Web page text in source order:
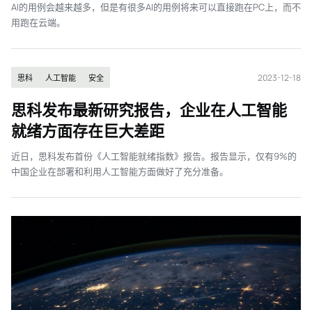
AI的用例会越来越多，但是有很多AI的用例将来可以直接跑在PC上，而不
用跑在云端。
思科 人工智能 安全 2023-12-18
思科发布最新研究报告，企业在人工智能
就绪方面存在巨大差距
近日，思科发布首份《人工智能就绪指数》报告。报告显示，仅有9%的
中国企业在部署和利用人工智能方面做好了充分准备。